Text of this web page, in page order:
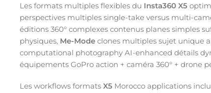
Les formats multiples flexibles du Insta360 X5
perspectives multiples single-take versus multi-
éditions 360° complexes contenus planes simples
physiques, Me-Mode clones multiples sujet unique
computational photography AI-enhanced détails
équipements GoPro action + caméra 360° + drone
Les workflows formats X5 Morocco applications